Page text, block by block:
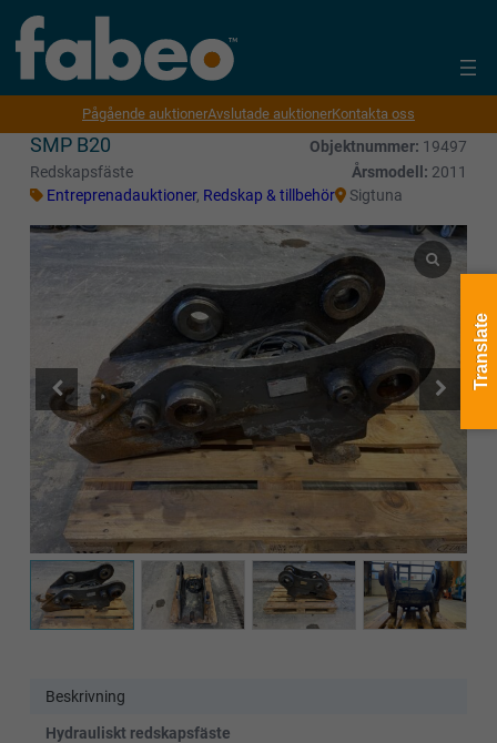
Pågående auktionerAvslutade auktionerKontakta oss
SMP B20 Objektnummer: 19497
Redskapsfäste
Årsmodell: 2011
Entreprenadauktioner, Redskap & tillbehör Sigtuna
Beskrivning
Hydrauliskt redskapsfäste
Translate